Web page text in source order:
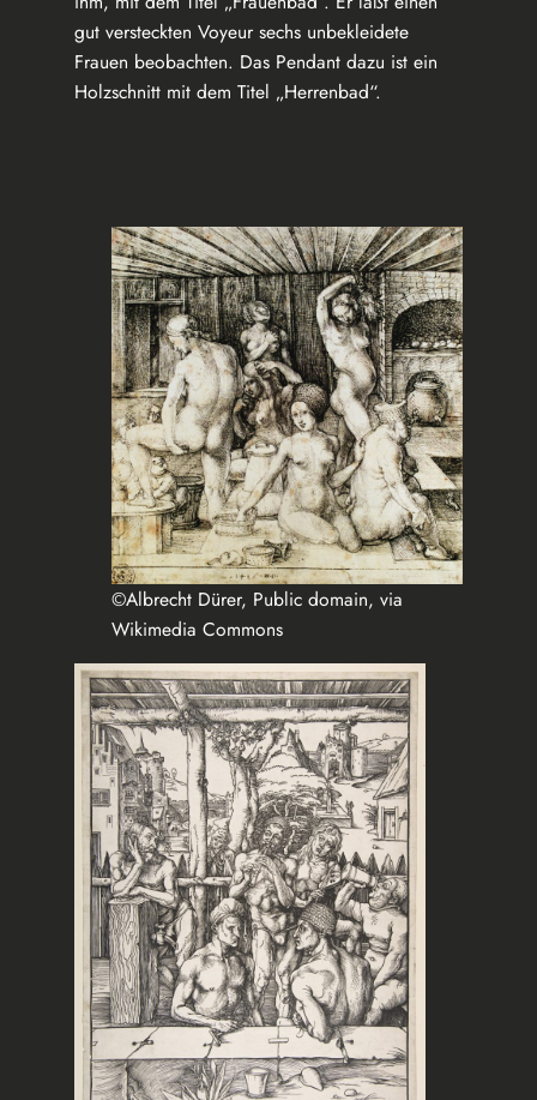
gut versteckten Voyeur sechs unbekleidete
Frauen beobachten. Das Pendant dazu ist ein
Holzschnitt mit dem Titel „Herrenbad“.
©Albrecht Dürer, Public domain, via
Wikimedia Commons